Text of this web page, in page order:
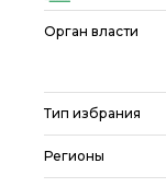
Орган власти
Тип избрания
Регионы